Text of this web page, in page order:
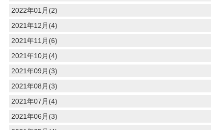
2022年01月(2)
2021年12月(4)
2021年11月(6)
2021年10月(4)
2021年09月(3)
2021年08月(3)
2021年07月(4)
2021年06月(3)